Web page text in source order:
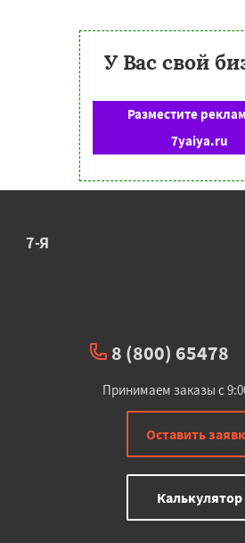
У Вас свой
Разместите
7yaiya.ru
7-Я
8 (800) 65478
Принимаем заказы с
Оставить
Калькулятор